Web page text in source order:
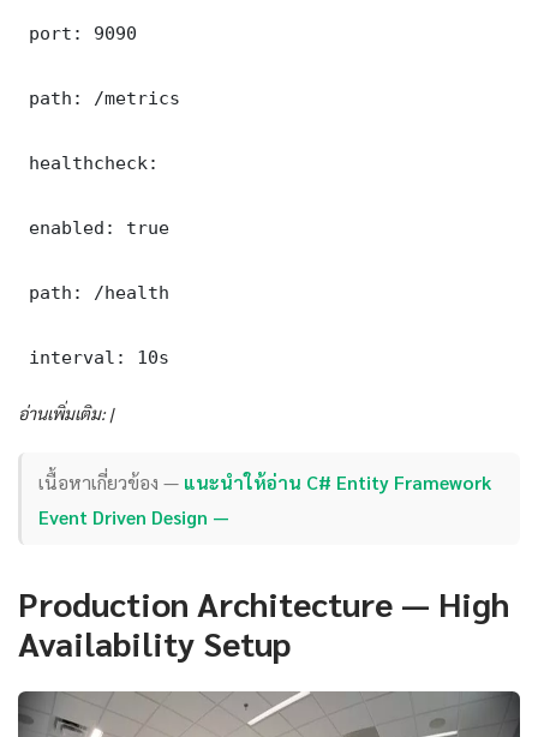
port: 9090
path: /metrics
healthcheck:
enabled: true
path: /health
interval: 10s
อ่านเพิ่มเติม: |
เนื้อหาเกี่ยวข้อง — แนะนำให้อ่าน C# Entity Framework
Event Driven Design —
Production Architecture — High
Availability Setup